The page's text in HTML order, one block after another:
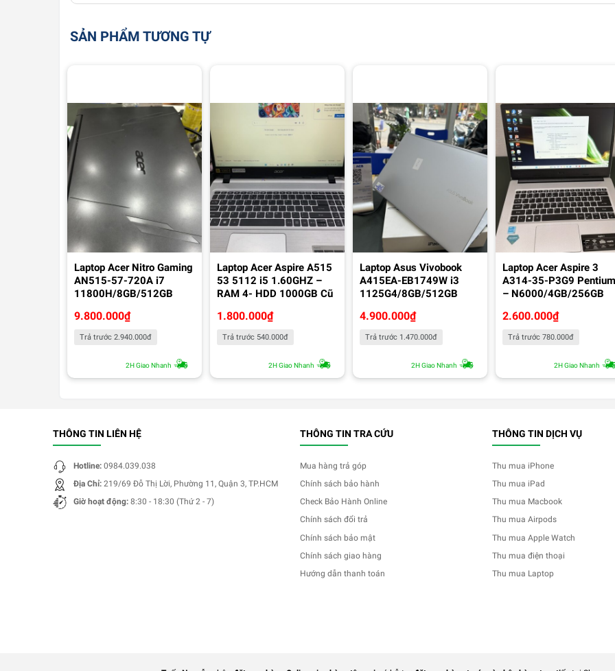
SẢN PHẨM TƯƠNG TỰ
Laptop Acer Nitro Gaming
AN515-57-720A i7
11800H/8GB/512GB
9.800.000₫
Trả trước 2.940.000đ
2H Giao Nhanh
Laptop Acer Aspire A515
53 5112 i5 1.60GHZ –
RAM 4- HDD 1000GB Cũ
1.800.000₫
Trả trước 540.000đ
2H Giao Nhanh
Laptop Asus Vivobook
A415EA-EB1749W i3
1125G4/8GB/512GB
4.900.000₫
Trả trước 1.470.000đ
2H Giao Nhanh
Laptop Acer Aspire 3
A314-35-P3G9
– N6000/4GB/256GB
2.600.000₫
Trả trước 780.000đ
2H Giao Nhanh
THÔNG TIN LIÊN HỆ
Hotline: 0984.039.038
Địa Chỉ: 219/69 Đỗ Thị Lời, Phường 11, Quận 3, TP.HCM
Giờ hoạt động: 8:30 - 18:30 (Thứ 2 - 7)
THÔNG TIN TRA CỨU
Mua hàng trả góp
Chính sách bảo hành
Check Bảo Hành Online
Chính sách đổi trả
Chính sách bảo mật
Chính sách giao hàng
Hướng dẫn thanh toán
THÔNG TIN DỊCH VỤ
Thu mua iPhone
Thu mua iPad
Thu mua Macbook
Thu mua Airpods
Thu mua Apple Watch
Thu mua điện thoại
Thu mua Laptop